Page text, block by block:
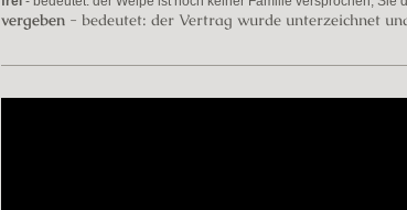
vergeben- bedeutet: der Vertrag wurde unterzeichnet